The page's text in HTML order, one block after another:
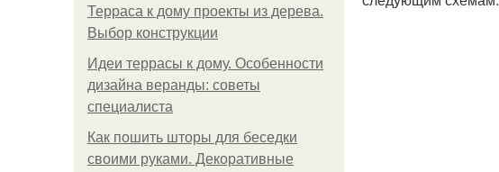
Терраса к дому проекты из дерева.
Выбор конструкции
Идеи террасы к дому. Особенности
дизайна веранды: советы
специалиста
Как пошить шторы для беседки
своими руками. Декоративные